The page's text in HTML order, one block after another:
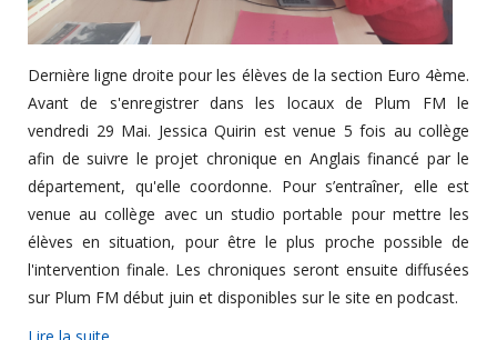
Dernière ligne droite pour les élèves de la section Euro 4ème.
Avant de s'enregistrer dans les locaux de Plum FM le
vendredi 29 Mai. Jessica Quirin est venue 5 fois au collège
afin de suivre le projet chronique en Anglais financé par le
département, qu'elle coordonne. Pour s’entraîner, elle est
venue au collège avec un studio portable pour mettre les
élèves en situation, pour être le plus proche possible de
l'intervention finale. Les chroniques seront ensuite diffusées
sur Plum FM début juin et disponibles sur le site en podcast.
Lire la suite